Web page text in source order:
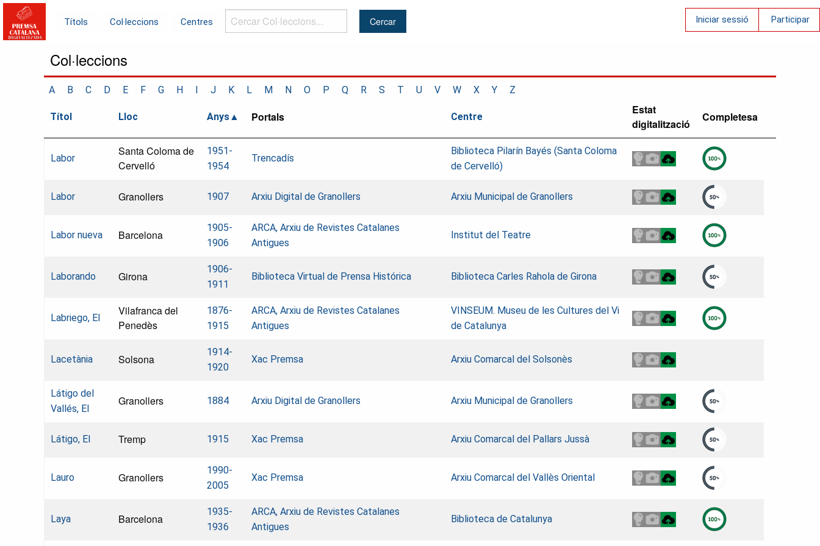
Títols Col·leccions Centres
Cercar
Col·leccions...
Iniciar sessió Participar
Col·leccions
A B C D E F G H I J K L M N O P Q R S T U V W X Y Z
Títol Lloc Anys Portals Centre
Estat
digitalització
Completesa
Labor
Santa Coloma de
Cervelló
1951-
1954
Trencadís
Biblioteca Pilarín Bayés (Santa Coloma
de Cervelló)
Labor Granollers 1907 Arxiu Digital de Granollers Arxiu Municipal de Granollers
Labor nueva Barcelona
1905-
1906
ARCA, Arxiu de Revistes Catalanes
Antigues
Institut del Teatre
Laborando Girona
1906-
1911
Biblioteca Virtual de Prensa Histórica Biblioteca Carles Rahola de Girona
Labriego, El
Vilafranca del
Penedès
1876-
1915
ARCA, Arxiu de Revistes Catalanes
Antigues
VINSEUM. Museu de les Cultures del Vi
de Catalunya
Lacetània Solsona
1914-
1920
Xac Premsa Arxiu Comarcal del Solsonès
Látigo del
Vallés, El
Granollers 1884 Arxiu Digital de Granollers Arxiu Municipal de Granollers
Látigo, El Tremp 1915 Xac Premsa Arxiu Comarcal del Pallars Jussà
Lauro Granollers
1990-
2005
Xac Premsa Arxiu Comarcal del Vallès Oriental
Laya Barcelona
1935-
1936
ARCA, Arxiu de Revistes Catalanes
Antigues
Biblioteca de Catalunya